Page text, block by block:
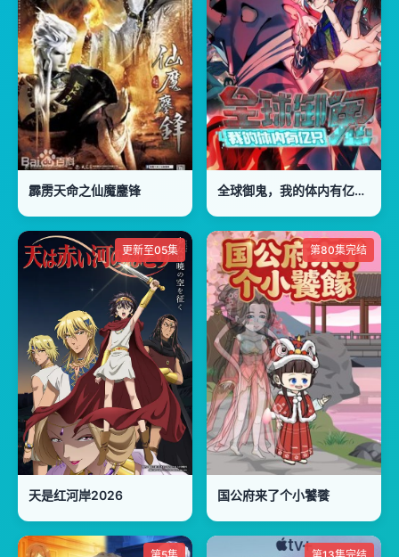
霹雳天命之仙魔鏖锋 全球御鬼，我的体内有亿只鬼动态漫画
更新至05集
天是红河岸2026
第80集完结
国公府来了个小饕餮